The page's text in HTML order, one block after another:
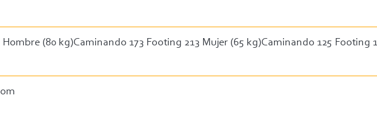
Hombre (80 kg)Caminando 173 Footing 213 Mujer (65 kg)Caminando 125 Footing